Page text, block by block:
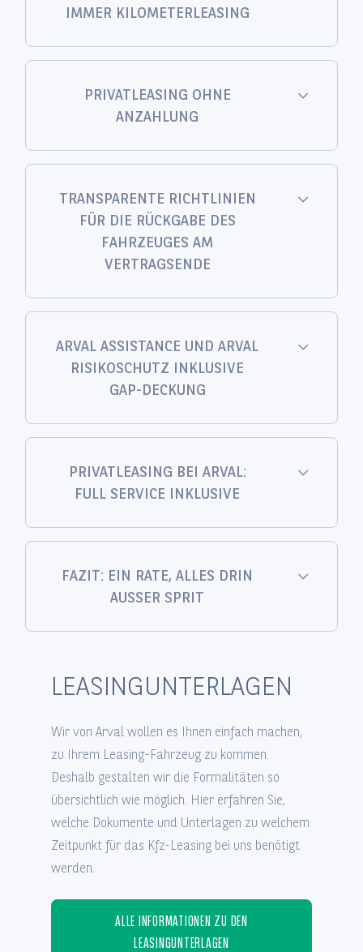
IMMER KILOMETERLEASING
PRIVATLEASING OHNE
ANZAHLUNG
TRANSPARENTE RICHTLINIEN
FÜR DIE RÜCKGABE DES
FAHRZEUGES AM
VERTRAGSENDE
ARVAL ASSISTANCE UND ARVAL
RISIKOSCHUTZ INKLUSIVE
GAP-DECKUNG
PRIVATLEASING BEI ARVAL:
FULL SERVICE INKLUSIVE
FAZIT: EIN RATE, ALLES DRIN
AUSSER SPRIT
LEASINGUNTERLAGEN
Wir von Arval wollen es Ihnen einfach machen,
zu Ihrem Leasing-Fahrzeug zu kommen.
Deshalb gestalten wir die Formalitäten so
übersichtlich wie möglich. Hier erfahren Sie,
welche Dokumente und Unterlagen zu welchem
Zeitpunkt für das Kfz-Leasing bei uns benötigt
werden.
ALLE INFORMATIONEN ZU DEN
LEASINGUNTERLAGEN